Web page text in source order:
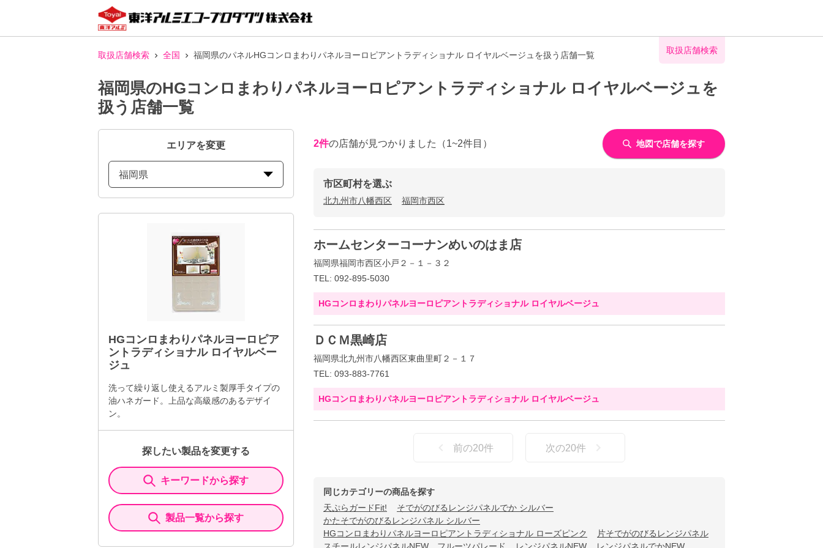
取扱店舗検索 全国 福岡県のパネルHGコンロまわりパネルヨーロピアントラディショナル ロイヤルベージュを扱う店舗一覧 取扱店舗検索
福岡県のHGコンロまわりパネルヨーロピアントラディショナル ロイヤルベージュを
扱う店舗一覧
エリアを変更
福岡県
HGコンロまわりパネルヨーロピア
ントラディショナル ロイヤルベー
ジュ
洗って繰り返し使えるアルミ製厚手タイプの
油ハネガード。上品な高級感のあるデザイ
ン。
探したい製品を変更する
キーワードから探す
製品一覧から探す
2件の店舗が見つかりました （1~2件目） 地図で店舗を探す
市区町村を選ぶ
北九州市八幡西区 福岡市西区
ホームセンターコーナンめいのはま店
福岡県福岡市西区小戸２－１－３２
TEL: 092-895-5030
HGコンロまわりパネルヨーロピアントラディショナル ロイヤルベージュ
ＤＣＭ黒崎店
福岡県北九州市八幡西区東曲里町２－１７
TEL: 093-883-7761
HGコンロまわりパネルヨーロピアントラディショナル ロイヤルベージュ
前の20件 次の20件
同じカテゴリーの商品を探す
天ぷらガードFit!
そでがのびるレンジパネルでか シルバー
かたそでがのびるレンジパネル シルバー
HGコンロまわりパネルヨーロピアントラディショナル ローズピンク
片そでがのびるレンジパネル